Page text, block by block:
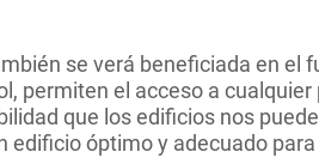
se verá beneficiada en el
permiten el acceso a
que los edificios nos
edificio óptimo y adecuado